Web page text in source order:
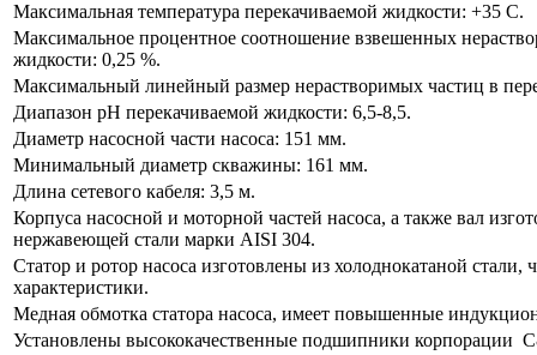
Максимальная температура перекачиваемой жидкости: +35 С.
Максимальное процентное соотношение взвешенных
жидкости: 0,25 %.
Максимальный линейный размер нерастворимых частиц в
Диапазон рН перекачиваемой жидкости: 6,5-8,5.
Диаметр насосной части насоса: 151 мм.
Минимальный диаметр скважины: 161 мм.
Длина сетевого кабеля: 3,5 м.
Корпуса насосной и моторной частей насоса, а также вал
нержавеющей стали марки AISI 304.
Статор и ротор насоса изготовлены из холоднокатаной стали,
характеристики.
Медная обмотка статора насоса, имеет повышенные
Установлены высококачественные подшипники корпорации